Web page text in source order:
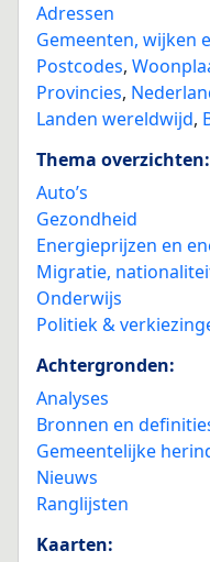
Adressen
Gemeenten, wijken
Postcodes,
Provincies,
Landen wereldwijd,
Thema overzichten:
Auto’s
Gezondheid
Energieprijzen en
Migratie,
Onderwijs
Politiek &
Achtergronden:
Analyses
Bronnen en
Gemeentelijke
Nieuws
Ranglijsten
Kaarten: